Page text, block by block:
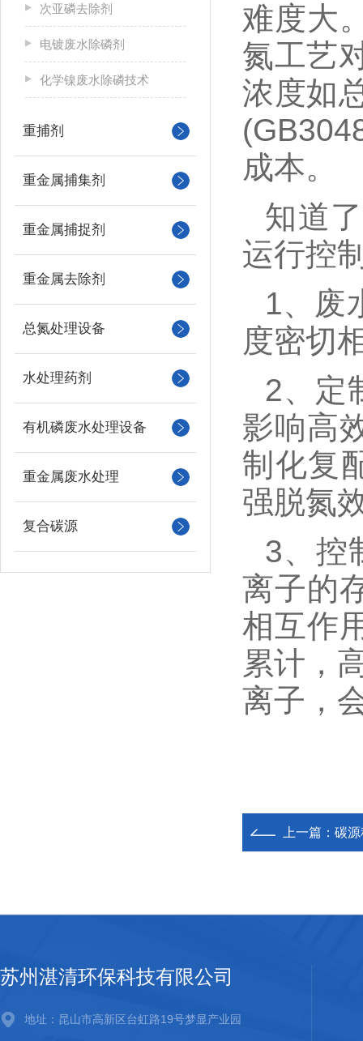
次亚磷去除剂
电镀废水除磷剂
化学镍废水除磷技术
重捕剂
重金属捕集剂
重金属捕捉剂
重金属去除剂
总氮处理设备
水处理药剂
有机磷废水处理设备
重金属废水处理
复合碳源
难度大
氮工艺
浓度如
成本。
知道
运行控
1、 废
度密切
2、 定
影响高
制化复
强脱氮
3、 控
离子的
相互作
累计，
离子，
上一篇： 碳
苏州湛清环保科技有限公司
地址：昆山市高新区台虹路19号梦显产业园